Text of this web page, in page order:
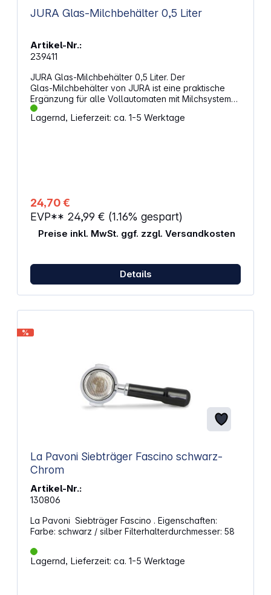
JURA Glas-Milchbehälter 0,5 Liter
Artikel-Nr.:
239411
JURA Glas-Milchbehälter 0,5 Liter. Der
Glas‑Milchbehälter von JURA ist eine praktische
Ergänzung für alle Vollautomaten mit Milchsystem
und ermöglicht eine komfortable Milchzufuhr.
Er lässt sich leicht im Kühlschrank verstauen und bei
Eigenschaften: Hochwertiger Milchbehälter aus
Glas Glasbehälter, Deckel und Metallrohr sind
spülmaschinengeeignet Individuell zuschneidbarer
Milchschlauch Fassungsvermögen des Behälters:
0,5 l
Lagernd, Lieferzeit: ca. 1-5 Werktage
24,70 €
EVP** 24,99 € (1.16% gespart)
Preise inkl. MwSt. ggf. zzgl. Versandkosten
Details
%
La Pavoni Siebträger Fascino schwarz-
Chrom
Artikel-Nr.:
130806
La Pavoni Siebträger Fascino . Eigenschaften:
Farbe: schwarz / silber Filterhalterdurchmesser: 58
Lagernd, Lieferzeit: ca. 1-5 Werktage